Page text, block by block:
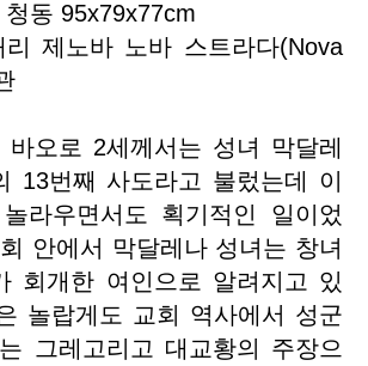
동 95x79x77cm
제노바 노바 스트라다(Nova
오로 2세께서는 성녀 막달레
13번째 사도라고 불렀는데 이
라우면서도 획기적인 일이었
안에서 막달레나 성녀는 창녀
회개한 여인으로 알려지고 있
놀랍게도 교회 역사에서 성군
그레고리고 대교황의 주장으